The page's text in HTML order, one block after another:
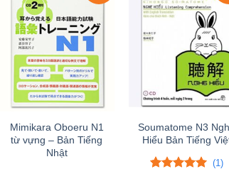
Mimikara Oboeru N1
từ vựng – Bản Tiếng
Nhật
Soumatome N3
Hiểu Bản Tiếng
(1)